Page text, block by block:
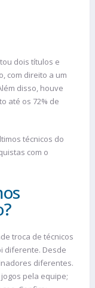
dois títulos e
com direito a um
disso, houve
até os 72% de
técnicos do
com o
troca de técnicos
diferente. Desde
diferentes.
pela equipe;